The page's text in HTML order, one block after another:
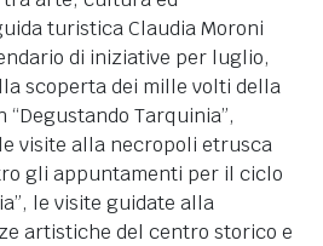
turistica Claudia Moroni
di iniziative per luglio,
scoperta dei mille volti della
Tarquinia”,
visite alla necropoli etrusca
gli appuntamenti per il ciclo
le visite guidate alla
artistiche del centro storico e